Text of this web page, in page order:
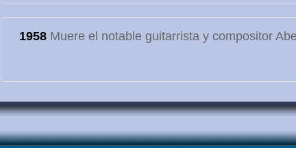
1958 Muere el notable guitarrista y compositor